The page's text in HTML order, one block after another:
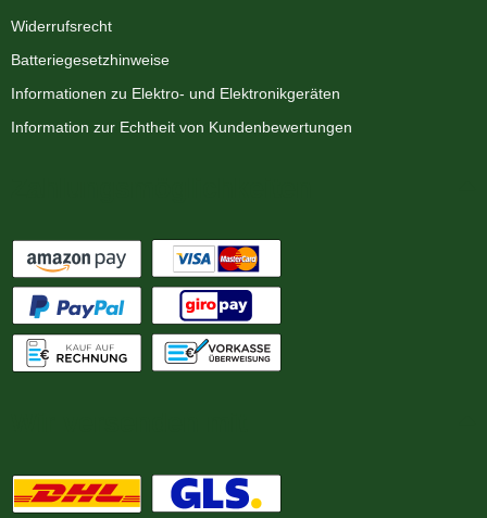
Widerrufsrecht
Batteriegesetzhinweise
Informationen zu Elektro- und Elektronikgeräten
Information zur Echtheit von Kundenbewertungen